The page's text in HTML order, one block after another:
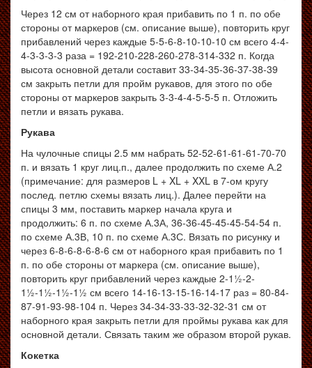
Через 12 см от наборного края прибавить по 1 п. по обе
стороны от маркеров (см. описание выше), повторить круг
прибавлений через каждые 5-5-6-8-10-10-10 см всего 4-4-
4-3-3-3-3 раза = 192-210-228-260-278-314-332 п. Когда
высота основной детали составит 33-34-35-36-37-38-39
см закрыть петли для пройм рукавов, для этого по обе
стороны от маркеров закрыть 3-3-4-4-5-5-5 п. Отложить
петли и вязать рукава.
Рукава
На чулочные спицы 2.5 мм набрать 52-52-61-61-61-70-70
п. и вязать 1 круг лиц.п., далее продолжить по схеме А.2
(примечание: для размеров L + XL + XXL в 7-ом кругу
послед. петлю схемы вязать лиц.). Далее перейти на
спицы 3 мм, поставить маркер начала круга и
продолжить: 6 п. по схеме А.3А, 36-36-45-45-45-54-54 п.
по схеме А.3В, 10 п. по схеме А.3С. Вязать по рисунку и
через 6-8-6-8-6-8-6 см от наборного края прибавить по 1
п. по обе стороны от маркера (см. описание выше),
повторить круг прибавлений через каждые 2-1½-2-
1½-1½-1½-1½ см всего 14-16-13-15-16-14-17 раз = 80-84-
87-91-93-98-104 п. Через 34-34-33-33-32-32-31 см от
наборного края закрыть петли для проймы рукава как для
основной детали. Связать таким же образом второй рукав.
Кокетка